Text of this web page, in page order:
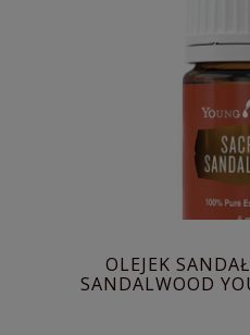
OLEJEK
SANDALWOOD